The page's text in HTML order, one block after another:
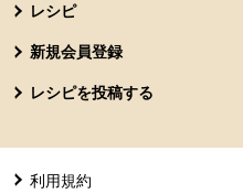
レシピ
新規会員登録
レシピを投稿する
利用規約